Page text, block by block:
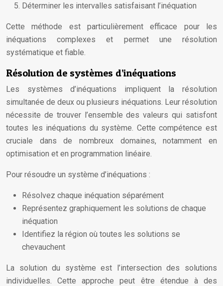
Déterminer les intervalles satisfaisant l’inéquation
Cette méthode est particulièrement efficace pour les
inéquations complexes et permet une résolution
systématique et fiable.
Résolution de systèmes d’inéquations
Les systèmes d’inéquations impliquent la résolution
simultanée de deux ou plusieurs inéquations. Leur résolution
nécessite de trouver l’ensemble des valeurs qui satisfont
toutes les inéquations du système. Cette compétence est
cruciale dans de nombreux domaines, notamment en
optimisation et en programmation linéaire.
Pour résoudre un système d’inéquations :
Résolvez chaque inéquation séparément
Représentez graphiquement les solutions de chaque
inéquation
Identifiez la région où toutes les solutions se
chevauchent
La solution du système est l’intersection des solutions
individuelles. Cette approche peut être étendue à des